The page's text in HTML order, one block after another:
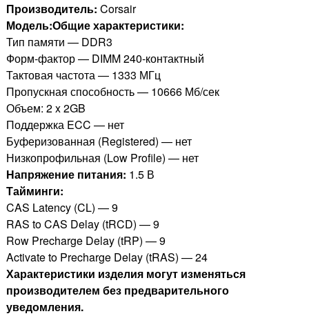
Производитель: Corsair
Модель:Общие характеристики:
Тип памяти — DDR3
Форм-фактор — DIMM 240-контактный
Тактовая частота — 1333 МГц
Пропускная способность — 10666 Мб/сек
Объем: 2 x 2GB
Поддержка ECC — нет
Буферизованная (Registered) — нет
Низкопрофильная (Low Profile) — нет
Напряжение питания: 1.5 В
Тайминги:
CAS Latency (CL) — 9
RAS to CAS Delay (tRCD) — 9
Row Precharge Delay (tRP) — 9
Activate to Precharge Delay (tRAS) — 24
Характеристики изделия могут изменяться
производителем без предварительного
уведомления.